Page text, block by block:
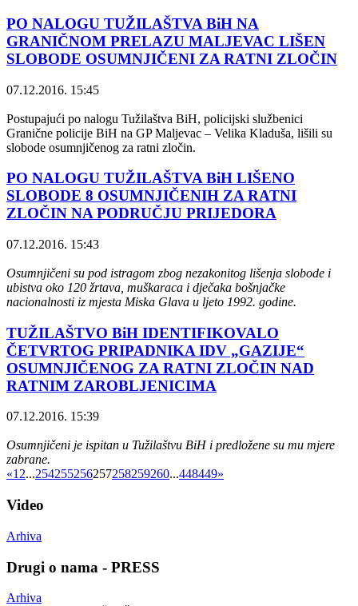
PO NALOGU TUŽILAŠTVA BiH NA
GRANIČNOM PRELAZU MALJEVAC LIŠEN
SLOBODE OSUMNJIČENI ZA RATNI ZLOČIN
07.12.2016. 15:45
Postupajući po nalogu Tužilaštva BiH, policijski službenici
Granične policije BiH na GP Maljevac – Velika Kladuša, lišili su
slobode osumnjičenog za ratni zločin.
PO NALOGU TUŽILAŠTVA BiH LIŠENO
SLOBODE 8 OSUMNJIČENIH ZA RATNI
ZLOČIN NA PODRUČJU PRIJEDORA
07.12.2016. 15:43
Osumnjičeni su pod istragom zbog nezakonitog lišenja slobode i
ubistva oko 120 žrtava, muškaraca i dječaka bošnjačke
nacionalnosti iz mjesta Miska Glava u ljeto 1992. godine.
TUŽILAŠTVO BiH IDENTIFIKOVALO
ČETVRTOG PRIPADNIKA IDV „GAZIJE“
OSUMNJIČENOG ZA RATNI ZLOČIN NAD
RATNIM ZAROBLJENICIMA
07.12.2016. 15:39
Osumnjičeni je ispitan u Tužilaštvu BiH i predložene su mu mjere
zabrane.
«12...254255256257258259260...448449»
Video
Arhiva
Drugi o nama - PRESS
Arhiva